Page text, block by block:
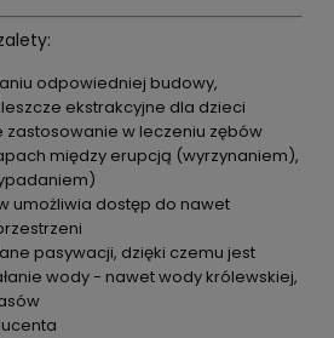
odpowiedniej budowy,
ekstrakcyjne dla dzieci
zastosowanie w leczeniu zębów
między erupcją (wyrzynaniem),
umożliwia dostęp do nawet
pasywacji, dzięki czemu jest
wody - nawet wody królewskiej,